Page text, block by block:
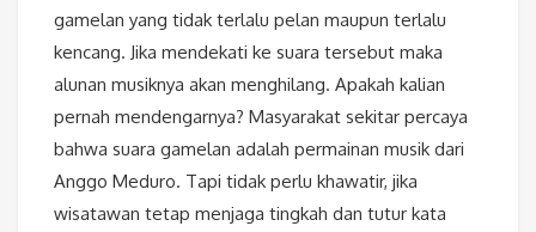
gamelan yang tidak terlalu pelan maupun terlalu
kencang. Jika mendekati ke suara tersebut maka
alunan musiknya akan menghilang. Apakah kalian
pernah mendengarnya? Masyarakat sekitar percaya
bahwa suara gamelan adalah permainan musik dari
Anggo Meduro. Tapi tidak perlu khawatir, jika
wisatawan tetap menjaga tingkah dan tutur kata